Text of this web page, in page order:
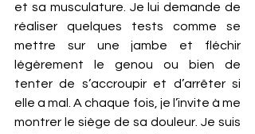
et sa musculature. Je lui demande de
réaliser quelques tests comme se
mettre sur une jambe et fléchir
légèrement le genou ou bien de
tenter de s’accroupir et d’arrêter si
elle a mal. A chaque fois, je l’invite à me
montrer le siège de sa douleur. Je suis